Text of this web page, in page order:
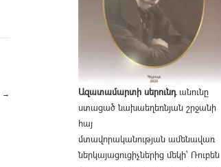
→ Ազատամարտի սերունդանունը
ստացած նախաեղեռնյան շրջանի
հայ
մտավորականության ամենավառ
ներկայացուցիչներից մեկի՝ Ռուբեն